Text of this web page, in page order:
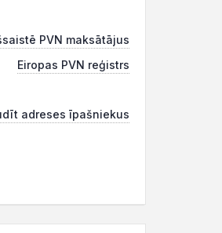
PVN maksātājus
Eiropas PVN reģistrs
adreses īpašniekus